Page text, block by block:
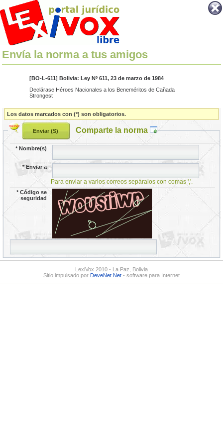
Envía la norma a tus amigos
[BO-L-611] Bolivia: Ley Nº 611, 23 de marzo de 1984
Declárase Héroes Nacionales a los Beneméritos de Cañada
Strongest
Los datos marcados con (*) son obligatorios.
Comparte la norma
*Nombre(s)
*Enviar a
Para enviar a varios correos sepáralos con comas ','.
*Código se
seguridad
LexiVox 2010 - La Paz, Bolivia
Sitio impulsado por DeveNet.Net - software para Internet